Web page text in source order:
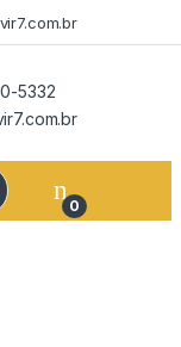
5332
0